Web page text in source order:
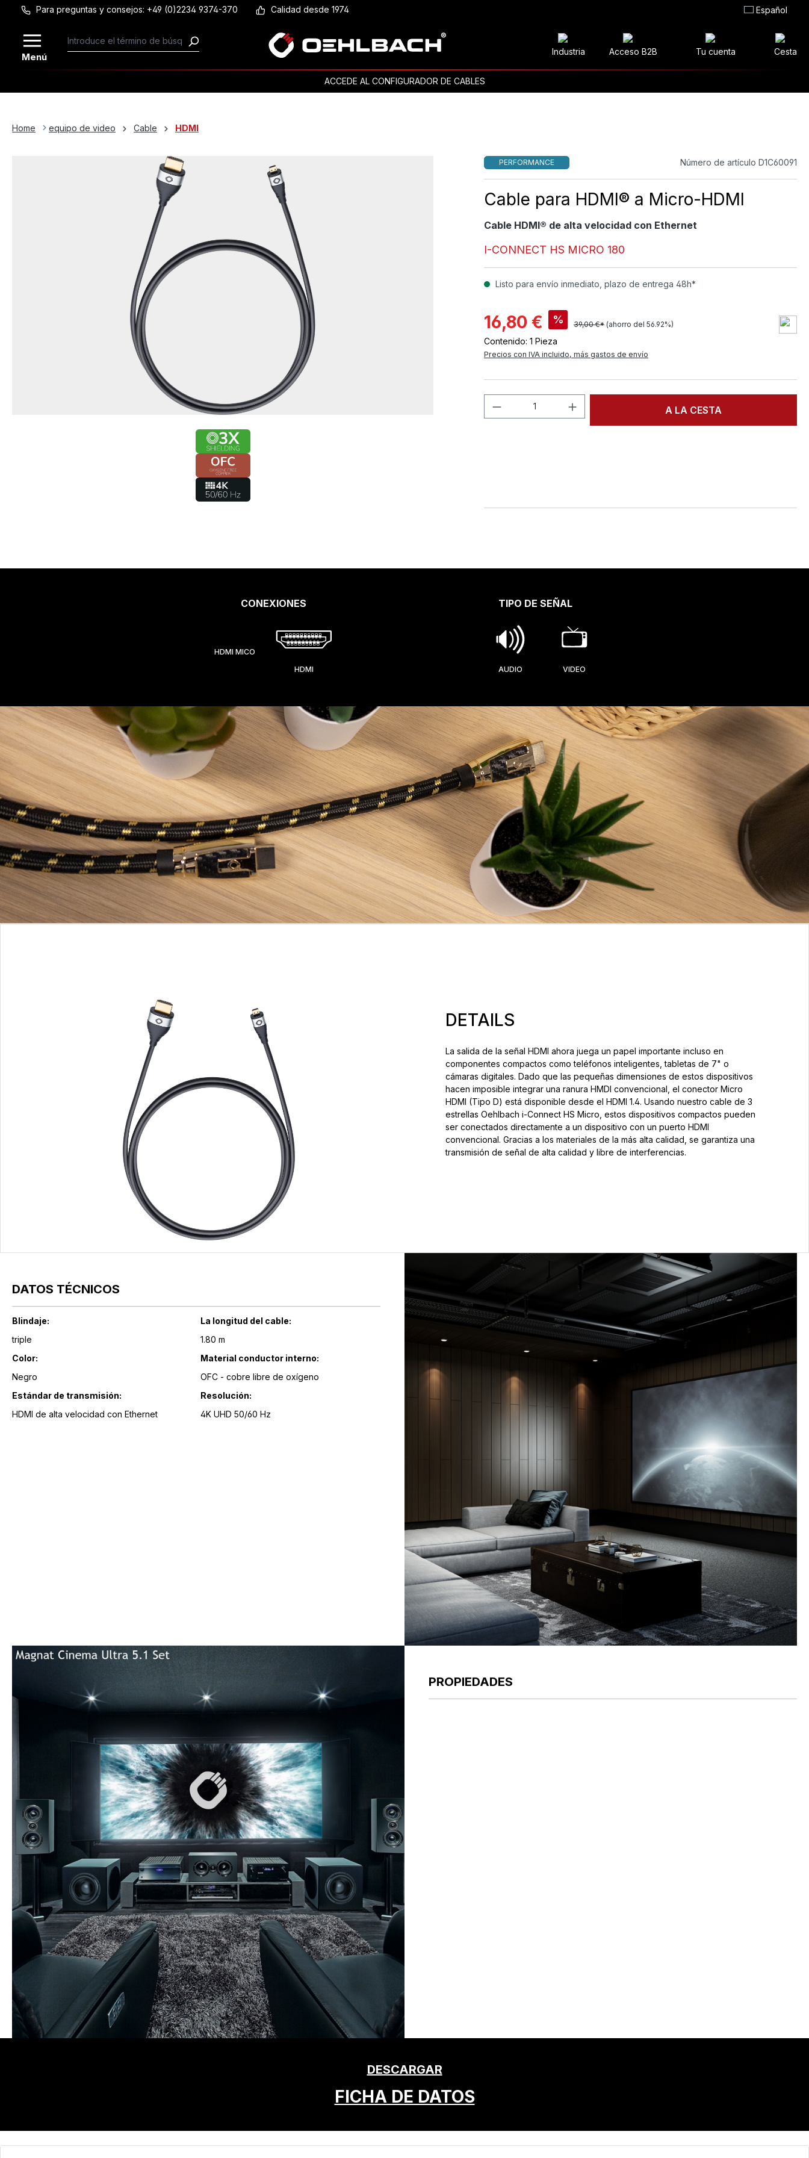
Saltar al contenido principal
Para preguntas y consejos: +49 (0)2234 9374-370 Calidad desde 1974 Español
Menú Industria Acceso B2B Tu cuenta Cesta
ACCEDE AL CONFIGURADOR DE CABLES
Home equipo de video Cable HDMI
PERFORMANCE Número de artículo D1C60091
Cable para HDMI® a Micro-HDMI
Cable HDMI® de alta velocidad con Ethernet
I-CONNECT HS MICRO 180
Listo para envío inmediato, plazo de entrega 48h*
16,80 € % 39,00 €* (ahorro del 56.92%)
Contenido: 1 Pieza
Precios con IVA incluido, más gastos de envío
Cantidad del producto: introduce la cantidad
A LA CESTA
CONEXIONES
HDMI MICO
HDMI
TIPO DE SEÑAL
AUDIO VIDEO
DETAILS
La salida de la señal HDMI ahora juega un papel importante incluso en
componentes compactos como teléfonos inteligentes, tabletas de 7" o
cámaras digitales. Dado que las pequeñas dimensiones de estos dispositivos
hacen imposible integrar una ranura HMDI convencional, el conector Micro
HDMI (Tipo D) está disponible desde el HDMI 1.4. Usando nuestro cable de 3
estrellas Oehlbach i-Connect HS Micro, estos dispositivos compactos pueden
ser conectados directamente a un dispositivo con un puerto HDMI
convencional. Gracias a los materiales de la más alta calidad, se garantiza una
transmisión de señal de alta calidad y libre de interferencias.
DATOS TÉCNICOS
Blindaje:
triple
Color:
Negro
Estándar de transmisión:
HDMI de alta velocidad con Ethernet
La longitud del cable:
1.80 m
Material conductor interno:
OFC - cobre libre de oxígeno
Resolución:
4K UHD 50/60 Hz
PROPIEDADES
DESCARGAR
FICHA DE DATOS